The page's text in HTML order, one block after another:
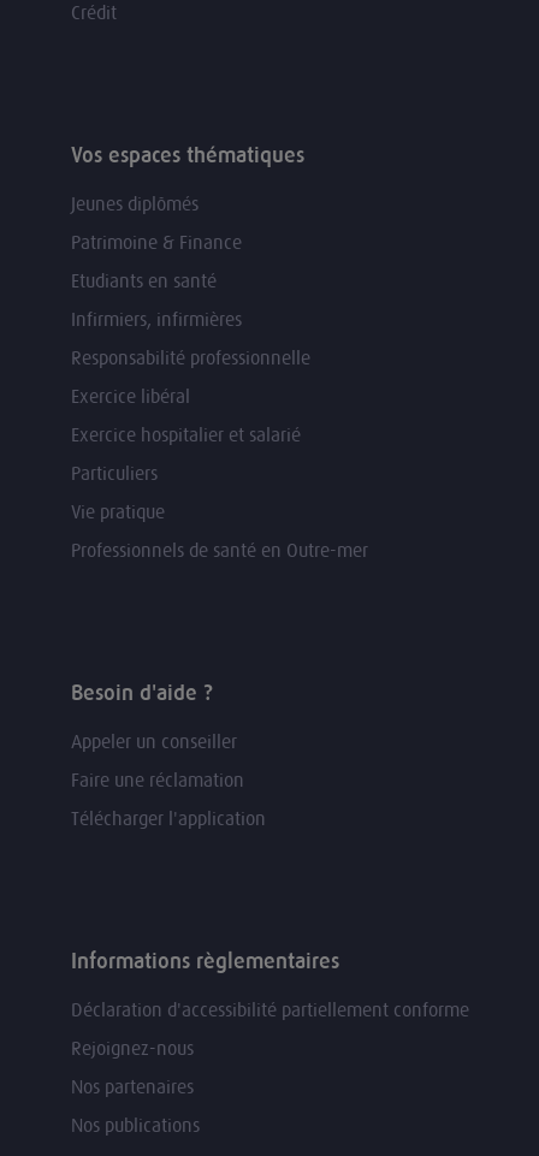
Crédit
Vos espaces thématiques
Jeunes diplômés
Patrimoine & Finance
Etudiants en santé
Infirmiers, infirmières
Responsabilité professionnelle
Exercice libéral
Exercice hospitalier et salarié
Particuliers
Vie pratique
Professionnels de santé en Outre-mer
Besoin d'aide ?
Appeler un conseiller
Faire une réclamation
Télécharger l'application
Informations règlementaires
Déclaration d'accessibilité partiellement conforme
Rejoignez-nous
Nos partenaires
Nos publications